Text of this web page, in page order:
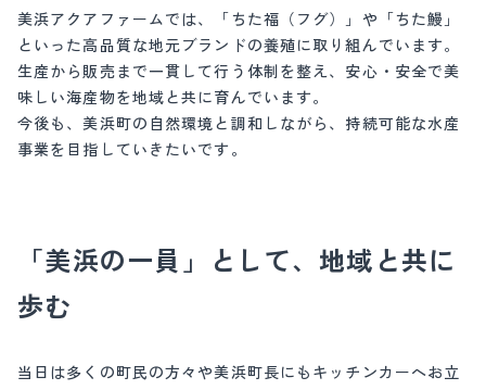
美浜アクアファームでは、「ちた福（フグ）」や「ちた鰻」
といった高品質な地元ブランドの養殖に取り組んでいます。
生産から販売まで一貫して行う体制を整え、安心・安全で美
味しい海産物を地域と共に育んでいます。
今後も、美浜町の自然環境と調和しながら、持続可能な水産
事業を目指していきたいです。
「美浜の一員」として、地域と共に
歩む
当日は多くの町民の方々や美浜町長にもキッチンカーへお立